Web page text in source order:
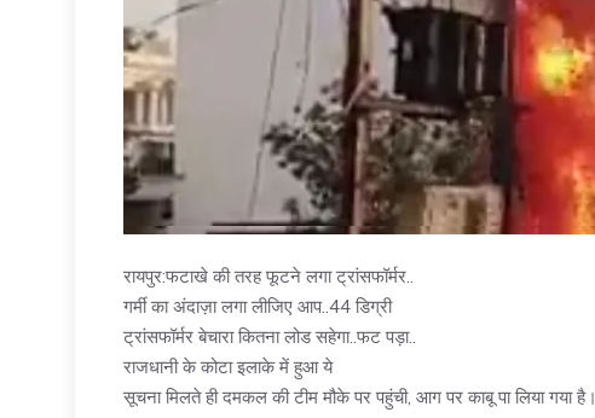
रायपुर:फटाखे की तरह फूटने लगा ट्रांसफॉर्मर..
गर्मी का अंदाज़ा लगा लीजिए आप..44 डिग्री
ट्रांसफॉर्मर बेचारा कितना लोड सहेगा..फट पड़ा..
राजधानी के कोटा इलाके में हुआ ये
सूचना मिलते ही दमकल की टीम मौके पर पहुंची, आग पर काबू पा लिया गया है।